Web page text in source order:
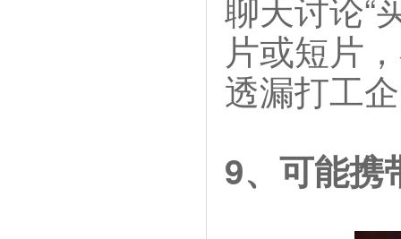
片或短片
透漏打工
9、可能携